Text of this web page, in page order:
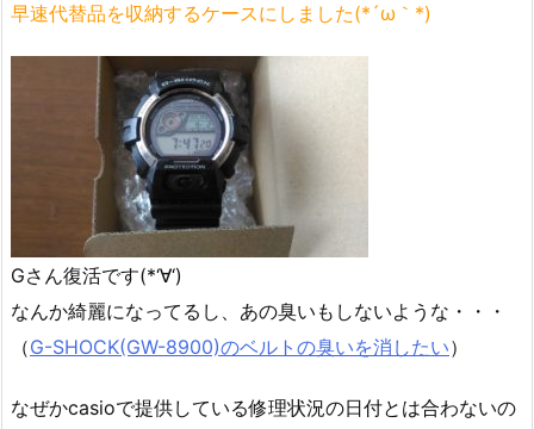
早速代替品を収納するケースにしました(*´ω｀*)
Gさん復活です(*‘∀‘)
なんか綺麗になってるし、あの臭いもしないような・・・
（G-SHOCK(GW-8900)のベルトの臭いを消したい）
なぜかcasioで提供している修理状況の日付とは合わないの